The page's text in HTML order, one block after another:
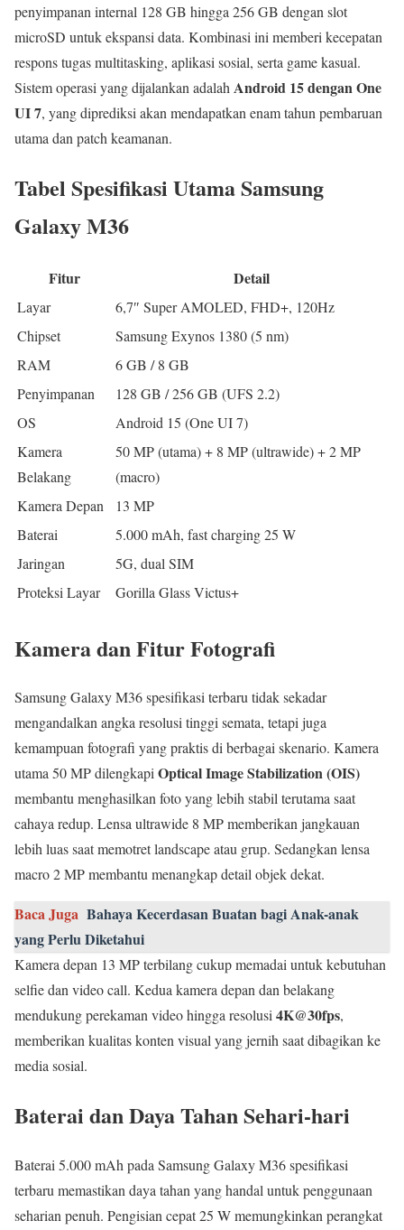
penyimpanan internal 128 GB hingga 256 GB dengan slot
microSD untuk ekspansi data. Kombinasi ini memberi kecepatan
respons tugas multitasking, aplikasi sosial, serta game kasual.
Sistem operasi yang dijalankan adalah Android 15 dengan One
UI 7, yang diprediksi akan mendapatkan enam tahun pembaruan
utama dan patch keamanan.
Tabel Spesifikasi Utama Samsung
Galaxy M36
Fitur Detail
Layar
6,7″ Super AMOLED, FHD+, 120Hz
Chipset
Samsung Exynos 1380 (5 nm)
RAM
6 GB / 8 GB
Penyimpanan
128 GB / 256 GB (UFS 2.2)
OS
Android 15 (One UI 7)
Kamera
Belakang
50 MP (utama) + 8 MP (ultrawide) + 2 MP
(macro)
Kamera Depan
13 MP
Baterai
5.000 mAh, fast charging 25 W
Jaringan
5G, dual SIM
Proteksi Layar
Gorilla Glass Victus+
Kamera dan Fitur Fotografi
Samsung Galaxy M36 spesifikasi terbaru tidak sekadar
mengandalkan angka resolusi tinggi semata, tetapi juga
kemampuan fotografi yang praktis di berbagai skenario. Kamera
utama 50 MP dilengkapiOptical Image Stabilization (OIS)
membantu menghasilkan foto yang lebih stabil terutama saat
cahaya redup. Lensa ultrawide 8 MP memberikan jangkauan
lebih luas saat memotret landscape atau grup. Sedangkan lensa
macro 2 MP membantu menangkap detail objek dekat.
Baca Juga Bahaya Kecerdasan Buatan bagi Anak-anak
yang Perlu Diketahui
Kamera depan 13 MP terbilang cukup memadai untuk kebutuhan
selfie dan video call. Kedua kamera depan dan belakang
mendukung perekaman video hingga resolusi4K@30fps,
memberikan kualitas konten visual yang jernih saat dibagikan ke
media sosial.
Baterai dan Daya Tahan Sehari-hari
Baterai 5.000 mAh pada Samsung Galaxy M36 spesifikasi
terbaru memastikan daya tahan yang handal untuk penggunaan
seharian penuh. Pengisian cepat 25 W memungkinkan perangkat